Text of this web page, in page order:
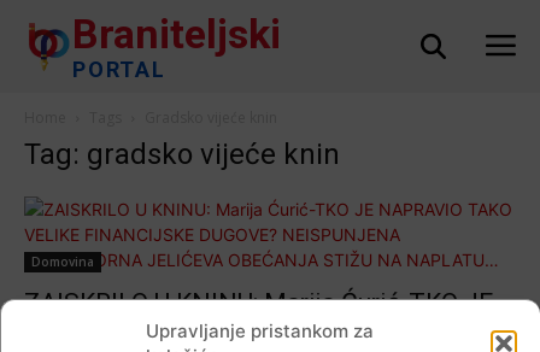
Upravljanje pristankom za
Braniteljski
PORTAL
Tag: gradsko vijeće knin
Domovina
ZAISKRILO U KNINU: Marija Ćurić-TKO JE
NAPRAVIO TAKO VELIKE FINANCIJSKE